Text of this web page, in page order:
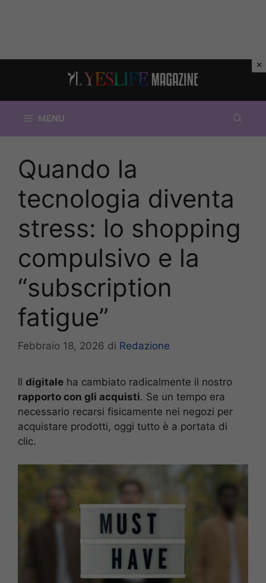
MENU
Quando la
tecnologia diventa
stress: lo shopping
compulsivo e la
“subscription
fatigue”
Febbraio 18, 2026 di Redazione
Il digitale ha cambiato radicalmente il nostro
rapporto con gli acquisti. Se un tempo era
necessario recarsi fisicamente nei negozi per
acquistare prodotti, oggi tutto è a portata di
clic.